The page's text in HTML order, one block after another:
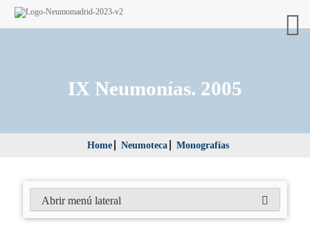
IX Neumonías. 2005
Home Neumoteca Monografías
Abrir menú lateral